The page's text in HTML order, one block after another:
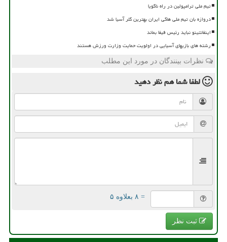
تیم ملی ترامپولین در راه ناگویا
دروازه بان تیم ملی هاکی ایران بهترین گلر آسیا شد
اینفانتینو نباید رئیس فیفا بماند
رشته های بازیهای آسیایی در اولویت حمایت وزارت ورزش هستند
نظرات بینندگان در مورد این مطلب
لطفا شما همنظر دهید
= ۸ بعلاوه ۵
ثبت نظر